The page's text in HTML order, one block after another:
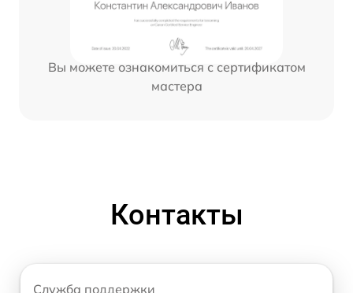
Вы можете ознакомиться с сертификатом
мастера
Контакты
Служба поддержки